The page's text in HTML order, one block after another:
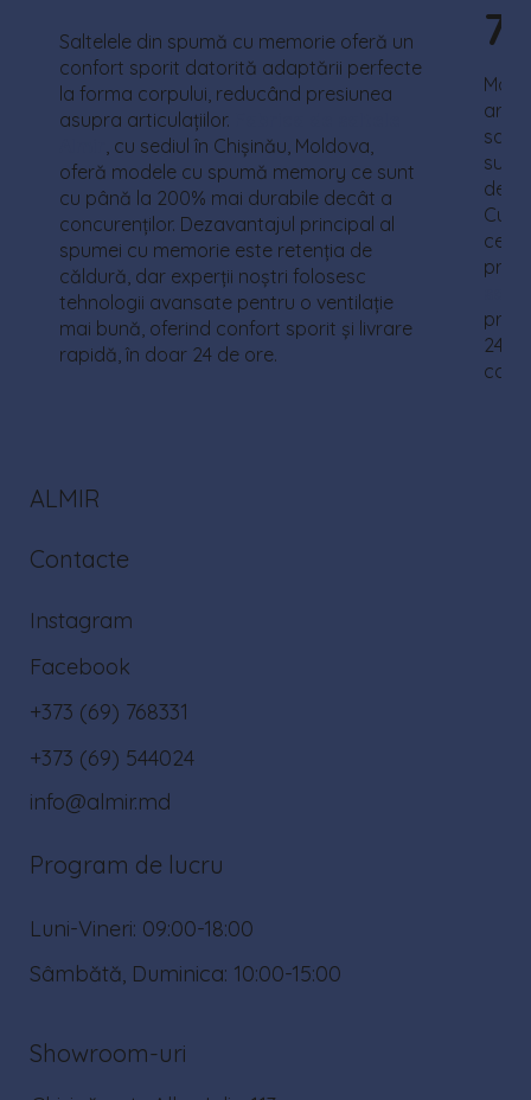
Saltelele din spumă cu memorie oferă un
confort sporit datorită adaptării perfecte
la forma corpului, reducând presiunea
asupra articulațiilor.
, cu sediul în Chișinău, Moldova,
oferă modele cu spumă memory ce sunt
cu până la 200% mai durabile decât a
concurenților. Dezavantajul principal al
spumei cu memorie este retenția de
căldură, dar experții noștri folosesc
tehnologii avansate pentru o ventilație
mai bună, oferind confort sporit și livrare
rapidă, în doar 24 de ore.
7
de
Cu o
prin
preț
24
ALMIR
Contacte
Instagram
Facebook
+373 (69) 768331
+373 (69) 544024
info@almir.md
Program de lucru
Luni-Vineri: 09:00-18:00
Sâmbătă, Duminica: 10:00-15:00
Showroom-uri